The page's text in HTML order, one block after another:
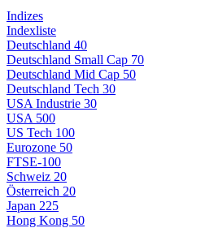
Indizes
Indexliste
Deutschland 40
Deutschland Small Cap 70
Deutschland Mid Cap 50
Deutschland Tech 30
USA Industrie 30
USA 500
US Tech 100
Eurozone 50
FTSE-100
Schweiz 20
Österreich 20
Japan 225
Hong Kong 50